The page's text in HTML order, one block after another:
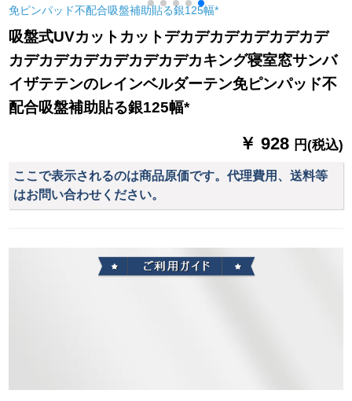
ル、高さ1.5メトル、
マジコメントを送り
ます。
吸盤式UVカットカットデカデカデカデカデカデ
カデカデカデカデカデカデカキング寝室窓サンバ
イザテテンのレインベルダーテン免ピンパッド不
配合吸盤補助貼る銀125幅*
￥ 928 円(税込)
ここで表示されるのは商品原価です。代理費用、送料等
はお問い合わせください。